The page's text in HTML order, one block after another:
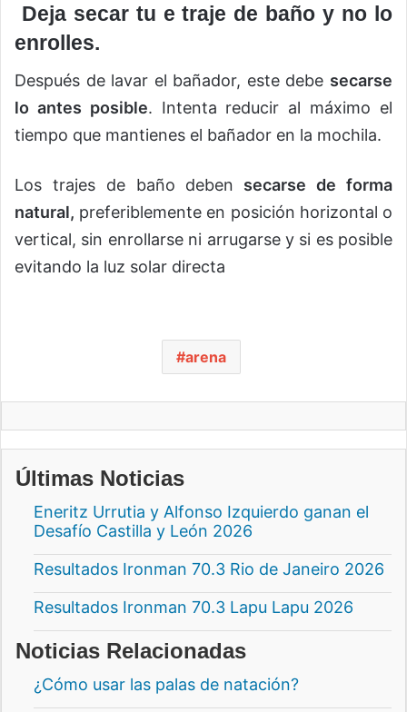
Deja secar tu e traje de baño y no lo
enrolles.
Después de lavar el bañador, este debe secarse
lo antes posible. Intenta reducir al máximo el
tiempo que mantienes el bañador en la mochila.
Los trajes de baño deben secarse de forma
natural, preferiblemente en posición horizontal o
vertical, sin enrollarse ni arrugarse y si es posible
evitando la luz solar directa
arena
Últimas Noticias
Eneritz Urrutia y Alfonso Izquierdo ganan el
Desafío Castilla y León 2026
Resultados Ironman 70.3 Rio de Janeiro 2026
Resultados Ironman 70.3 Lapu Lapu 2026
Noticias Relacionadas
¿Cómo usar las palas de natación?